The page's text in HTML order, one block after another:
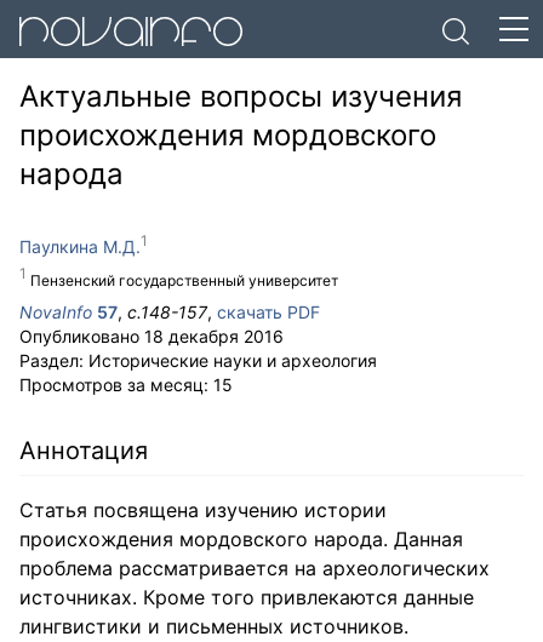
Актуальные вопросы изучения
происхождения мордовского
народа
Паулкина М.Д.
Пензенский государственный университет
NovaInfo 57, с.148-157, скачать PDF
Опубликовано 18 декабря 2016
Раздел: Исторические науки и археология
Просмотров за месяц: 15
Аннотация
Статья посвящена изучению истории
происхождения мордовского народа. Данная
проблема рассматривается на археологических
источниках. Кроме того привлекаются данные
лингвистики и письменных источников.